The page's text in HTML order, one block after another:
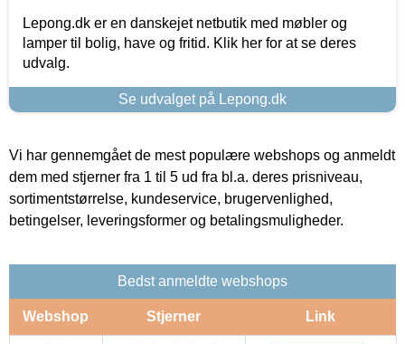
Lepong.dk er en danskejet netbutik med møbler og
lamper til bolig, have og fritid. Klik her for at se deres
udvalg.
Se udvalget på Lepong.dk
Vi har gennemgået de mest populære webshops og anmeldt
dem med stjerner fra 1 til 5 ud fra bl.a. deres prisniveau,
sortimentstørrelse, kundeservice, brugervenlighed,
betingelser, leveringsformer og betalingsmuligheder.
Bedst anmeldte webshops
Webshop Stjerner Link